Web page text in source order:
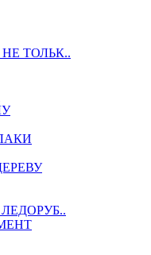
ТОЛЬК..